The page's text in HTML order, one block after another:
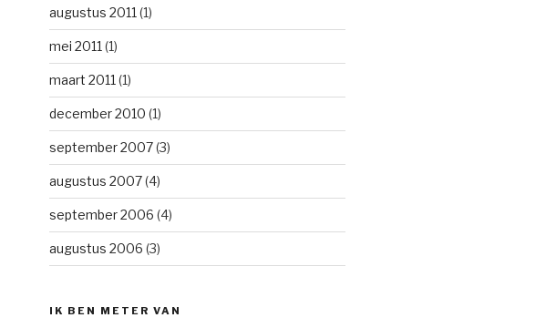
augustus 2011 (1)
mei 2011 (1)
maart 2011 (1)
december 2010 (1)
september 2007(3)
augustus 2007(4)
september 2006 (4)
augustus 2006 (3)
IK BEN METER VAN